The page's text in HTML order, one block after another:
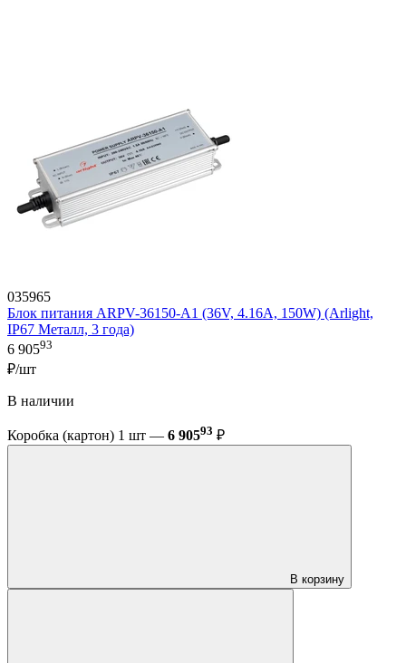
035965
Блок питания ARPV-36150-A1 (36V, 4.16A, 150W) (Arlight,
IP67 Металл, 3 года)
6 90593
₽/шт
В наличии
Коробка (картон) 1 шт — 6 90593 ₽
В корзину